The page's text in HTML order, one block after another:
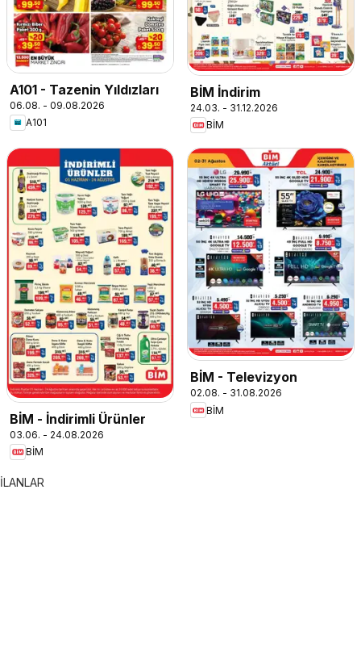
A101 - Tazenin Yıldızları
06.08. - 09.08.2026
A101
BİM İndirim
24.03. - 31.12.2026
BİM
BİM - İndirimli Ürünler
03.06. - 24.08.2026
BİM
BİM - Televizyon
02.08. - 31.08.2026
BİM
İLANLAR